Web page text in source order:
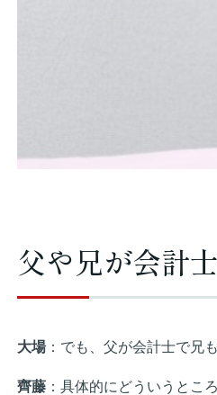
父や兄が会計
大場：でも、父が会計士で兄
齊藤 ：具体的にどういうとこ